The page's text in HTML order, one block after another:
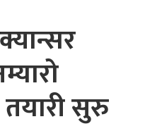
तयारी सुरु